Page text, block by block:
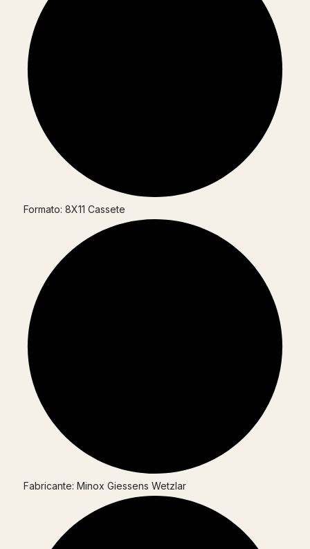
Formato: 8X11 Cassete
Fabricante: Minox Giessens Wetzlar